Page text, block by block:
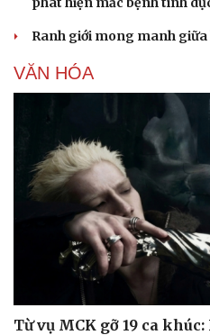
Sức khỏe
Dinh dưỡng - món ngon
Cây thuốc
Sản phụ khoa
Nhi khoa
Nam khoa
Làm đẹp - giảm cân
Phòng mạch online
Ăn sạch sống khỏe
Ranh giới mong manh giữa
VĂN HÓA
Từ vụ MCK gỡ 19 ca